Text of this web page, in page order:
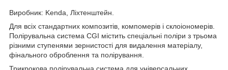
Виробник: Kenda, Ліхтенштейн.
Для всіх стандартних композитів, компомерів і склоіономерів.
Полірувальна система CGI містить спеціальні поліри з трьома
різними ступенями зернистості для видалення матеріалу,
фінального оброблення та полірування.
Трикрокова полірувальна система для універсальних